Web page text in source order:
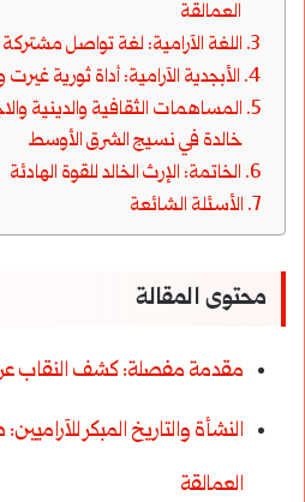
العمالقة
اللغة الآرامية: لغة تواصل مشتركة
الأبجدية الآرامية: أداة ثورية
المساهمات الثقافية والدينية
خالدة في نسيج الشرق الأوسط
الخاتمة: الإرث الخالد للقوة الهادئة
الأسئلة الشائعة
محتوى المقالة
مقدمة مفصلة: كشف النقاب
النشأة والتاريخ المبكر
العمالقة